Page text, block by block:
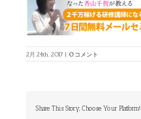
2月 24th, 2017 | 0 コメント
Share This Story, Choose Your Platform!